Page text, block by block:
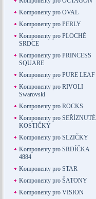
Komponenty pro OVAL
Komponenty pro PERLY
Komponenty pro PLOCHÉ
SRDCE
Komponenty pro PRINCESS
SQUARE
Komponenty pro PURE LEAF
Komponenty pro RIVOLI
Swarovski
Komponenty pro ROCKS
Komponenty pro SEŘÍZNUTÉ
KOSTIČKY
Komponenty pro SLZIČKY
Komponenty pro SRDÍČKA
4884
Komponenty pro STAR
Komponenty pro ŠATONY
Komponenty pro VISION